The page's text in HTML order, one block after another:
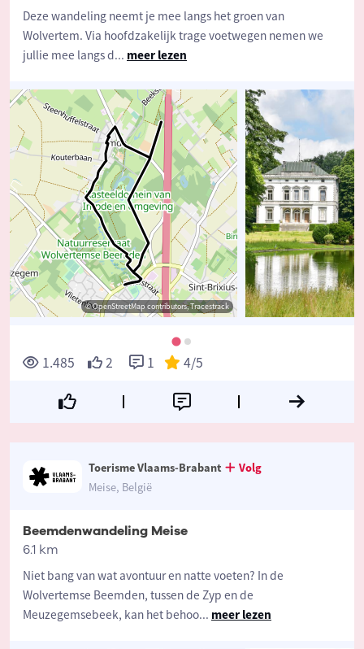
Deze wandeling neemt je mee langs het groen van
Wolvertem. Via hoofdzakelijk trage voetwegen nemen we
jullie mee langs d... meer lezen
© OpenStreetMap contributors, Tracestrack
1.485 2 1 4/5
Toerisme Vlaams-Brabant
Volg
Meise, België
Beemdenwandeling Meise
6.1 km
Niet bang van wat avontuur en natte voeten? In de
Wolvertemse Beemden, tussen de Zyp en de
Meuzegemsebeek, kan het behoo... meer lezen